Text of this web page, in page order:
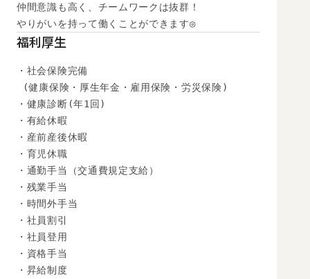
仲間意識も高く、チームワークは抜群！
やりがいを持って働くことができます◎
福利厚生
・社会保険完備
(健康保険・厚生年金・雇用保険・労災保険)
・健康診断(年1回)
・有給休暇
・産前産後休暇
・育児休職
・通勤手当（交通費規定支給）
・残業手当
・時間外手当
・社員割引
・社員登用
・資格手当
・昇給制度